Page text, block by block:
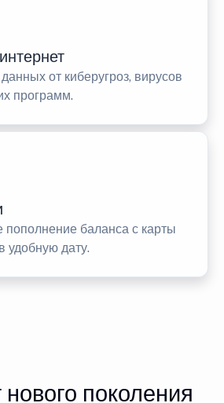
от киберугроз, вирусов
программ.
пополнение баланса с карты
удобную дату.
поколения